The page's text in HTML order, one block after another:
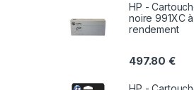
HP -
noire 991XC
rendement
497.80€